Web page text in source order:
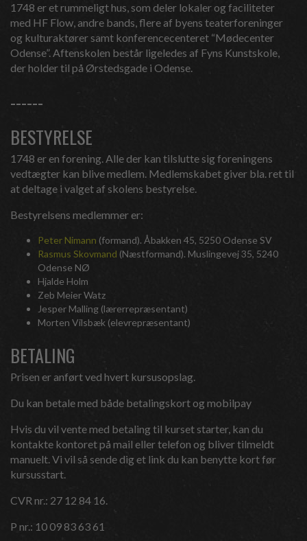
1748 er et rummeligt hus, som deler lokaler og faciliteter
med HF Flow, andre bands, flere af byens teaterforeninger
og kulturaktører samt konferencecenteret “Mødecenter
Odense”. Aftenskolen består ligeledes af Fyns Kunstskole,
der holder til på Ørstedsgade i Odense.
------
BESTYRELSE
1748 er en forening. Alle der kan tilslutte sig foreningens
vedtægter kan blive medlem. Medlemskabet giver bla. ret til
at deltage i valget af skolens bestyrelse.
Bestyrelsens medlemmer er:
Peter Nimann (formand). Åbakken 45, 5250 Odense SV
Rasmus Skovmand (Næstformand). Muslingevej 35, 5240
Odense NØ
Hjalde Holm
Zeb Meier Watz
Jesper Malling (lærerrepræsentant)
Morten Vilsbæk (elevrepræsentant)
BETALING
Prisen er anført ved hvert kursusopslag.
Du kan betale med både betalingskort og mobilpay
Hvis du vil vente med betaling til kurset starter, kan du
kontakte kontoret på mail eller telefon og bliver tilmeldt
manuelt. Vi vil så sende dig et link du kan benytte kort før
kursusstart.
CVR nr.: 27 12 84 16.
P nr.: 10 09 83 63 61